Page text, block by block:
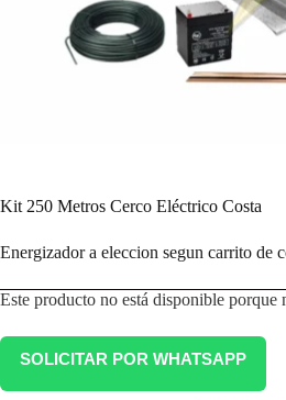
Kit 250 Metros Cerco Eléctrico Costa
Energizador a eleccion segun carrito de
Este producto no está disponible porque
SOLICITAR POR WHATSAPP